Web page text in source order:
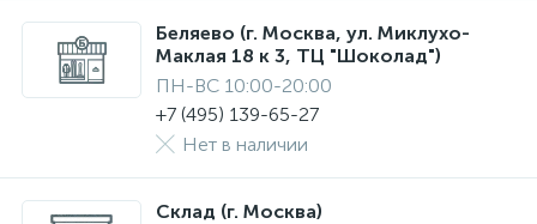
Беляево (г. Москва, ул. Миклухо-
Маклая 18 к 3, ТЦ "Шоколад")
ПН-ВС 10:00-20:00
+7 (495) 139-65-27
Нет в наличии
Склад (г. Москва)